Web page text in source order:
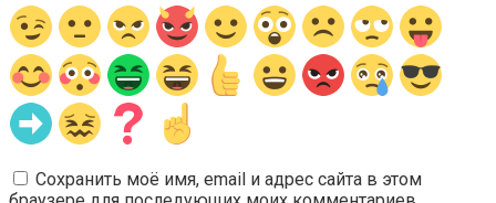
Сохранить моё имя, email и адрес сайта в этом